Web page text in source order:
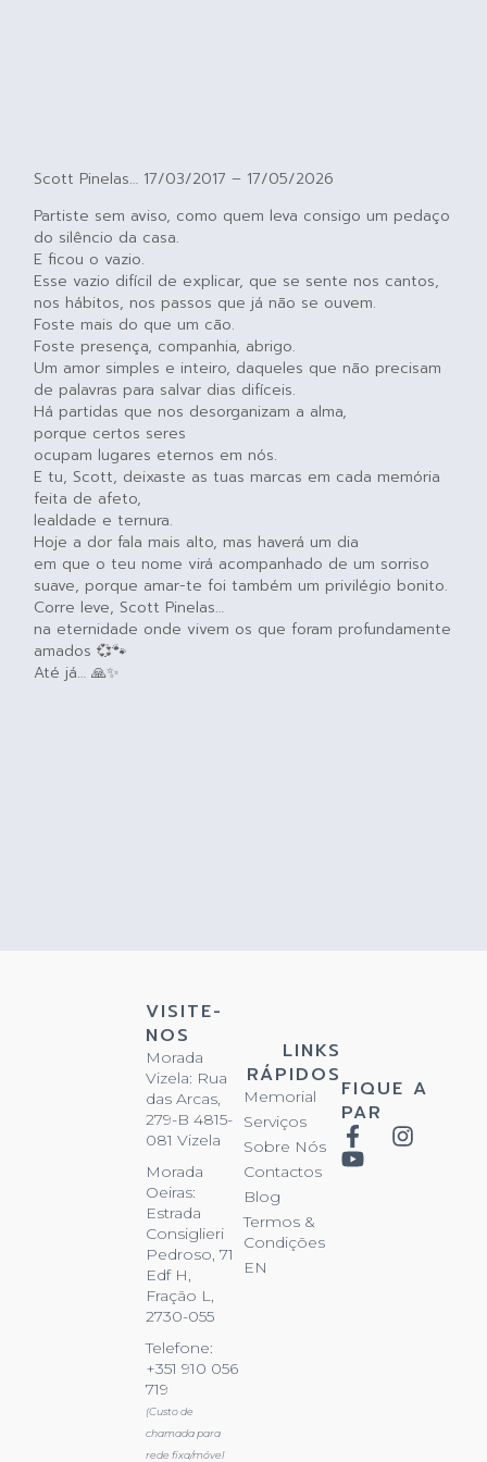
Scott Pinelas… 17/03/2017 – 17/05/2026
Partiste sem aviso, como quem leva consigo um pedaço
do silêncio da casa.
E ficou o vazio.
Esse vazio difícil de explicar, que se sente nos cantos,
nos hábitos, nos passos que já não se ouvem.
Foste mais do que um cão.
Foste presença, companhia, abrigo.
Um amor simples e inteiro, daqueles que não precisam
de palavras para salvar dias difíceis.
Há partidas que nos desorganizam a alma,
porque certos seres
ocupam lugares eternos em nós.
E tu, Scott, deixaste as tuas marcas em cada memória
feita de afeto,
lealdade e ternura.
Hoje a dor fala mais alto, mas haverá um dia
em que o teu nome virá acompanhado de um sorriso
suave, porque amar-te foi também um privilégio bonito.
Corre leve, Scott Pinelas…
na eternidade onde vivem os que foram profundamente
amados 💞🐾
Até já… 🙏✨️
VISITE-
NOS
Morada
Vizela: Rua
das Arcas,
279-B 4815-
081 Vizela
Morada
Oeiras:
Estrada
Consiglieri
Pedroso, 71
Edf H,
Fração L,
2730-055
Telefone:
+351 910 056
719
(Custo de
chamada para
rede fixa/móvel
LINKS
RÁPIDOS
Memorial
Serviços
Sobre Nós
Contactos
Blog
Termos &
Condições
EN
FIQUE A
PAR